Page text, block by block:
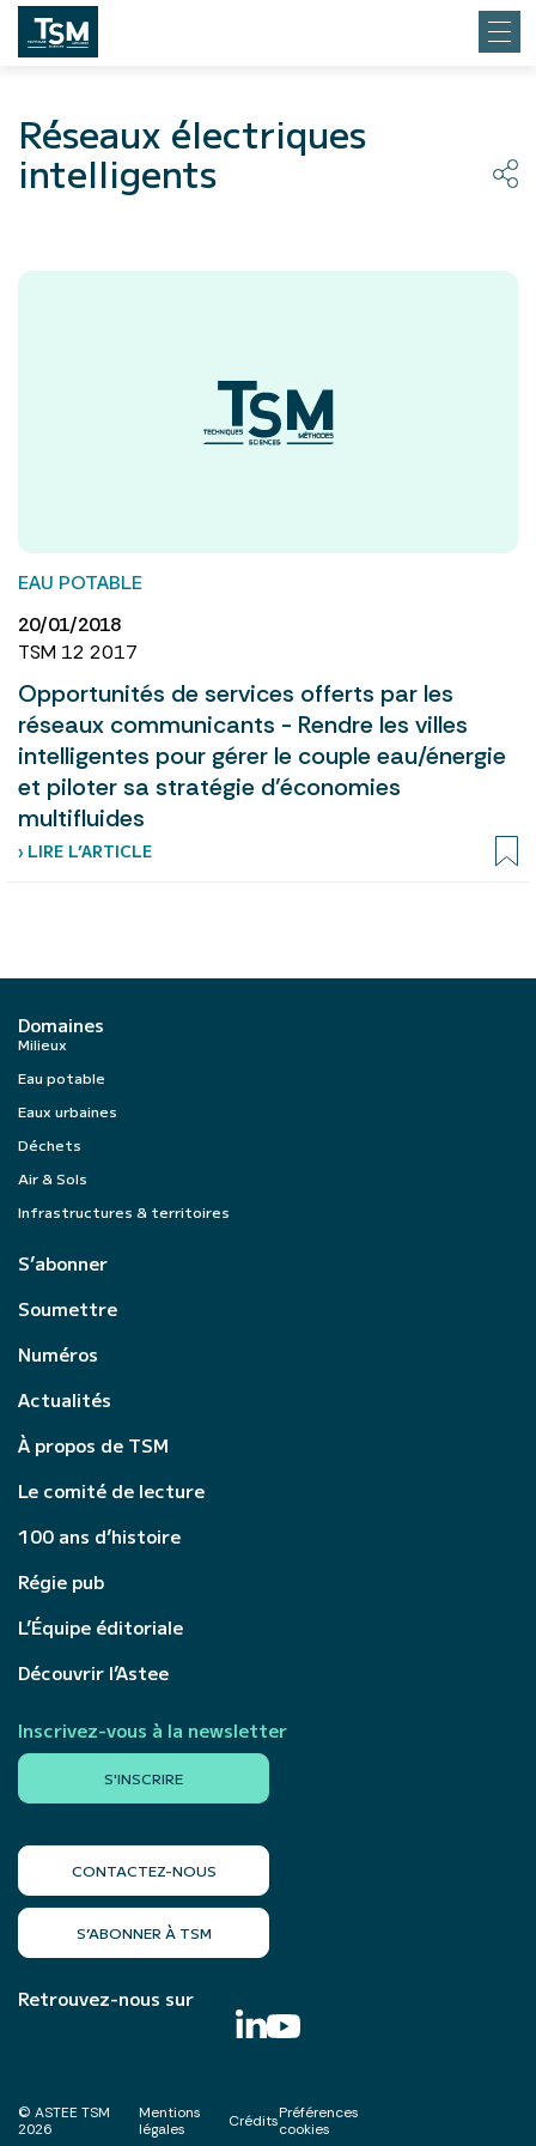
Réseaux électriques
intelligents
EAU POTABLE
20/01/2018
TSM 12 2017
Opportunités de services offerts par les
réseaux communicants - Rendre les villes
intelligentes pour gérer le couple eau/énergie
et piloter sa stratégie d’économies
multifluides
› LIRE L’ARTICLE
Domaines
Milieux
Eau potable
Eaux urbaines
Déchets
Air & Sols
Infrastructures & territoires
S’abonner
Soumettre
Numéros
Actualités
À propos de TSM
Le comité de lecture
100 ans d’histoire
Régie pub
L’Équipe éditoriale
Découvrir l’Astee
Inscrivez-vous à la newsletter
S'INSCRIRE
CONTACTEZ-NOUS
S’ABONNER À TSM
Retrouvez-nous sur
© ASTEE TSM
2026
Mentions
légales
CréditsPréférences
cookies